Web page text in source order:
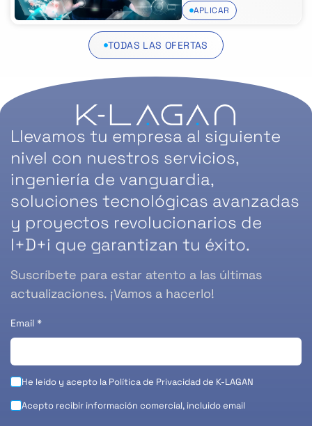
APLICAR
TODAS LAS OFERTAS
Llevamos tu empresa al siguiente
nivel con nuestros servicios,
ingeniería de vanguardia,
soluciones tecnológicas avanzadas
y proyectos revolucionarios de
I+D+i que garantizan tu éxito.
Suscríbete para estar atento a las últimas
actualizaciones. ¡Vamos a hacerlo!
Email *
He leído y acepto la Política de Privacidadde K-LAGAN
Acepto recibir información comercial, incluido email